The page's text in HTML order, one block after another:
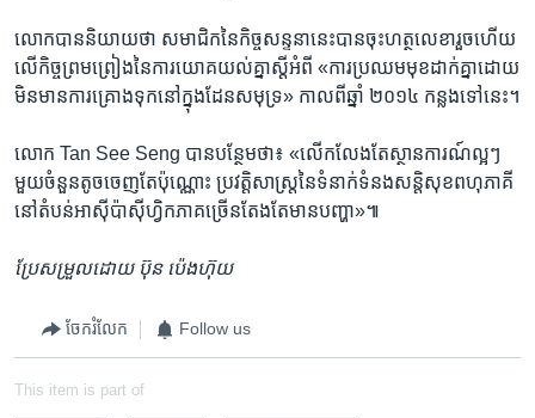
លោក​បាន​និយាយ​ថា សមាជិក​នៃ​កិច្ច​សន្ទនា​នេះ​បាន​ចុះ​ហត្ថលេខា​រួច​ហើយ​
លើ​កិច្ច​ព្រមព្រៀង​នៃ​ការ​យោគយល់​គ្នា​ស្ដី​អំពី «ការ​ប្រឈម​មុខ​ដាក់​គ្នា​ដោយ​
មិន​មាន​ការ​គ្រោង​ទុក​នៅ​ក្នុង​ដែន​សមុទ្រ» កាល​ពី​ឆ្នាំ ២០១៤ កន្លង​ទៅ​នេះ។
លោក Tan See Seng បាន​បន្ថែម​ថា៖ «លើក​លែង​តែ​ស្ថានការណ៍​ល្អៗ​
មួយ​ចំនួន​តូច​ចេញ​តែ​ប៉ុណ្ណោះ ប្រវត្តិសាស្ត្រ​នៃ​ទំនាក់ទំនង​សន្តិសុខ​ពហុ​ភាគី​
នៅ​តំបន់​អាស៊ី​ប៉ាស៊ីហ្វិក​ភាគ​ច្រើន​តែងតែ​មាន​បញ្ហា»៕
ប្រែ​សម្រួល​ដោយ ប៊ុន​ ប៉េងហ៊ុយ
ចែករំលែក Follow us
This item is part of